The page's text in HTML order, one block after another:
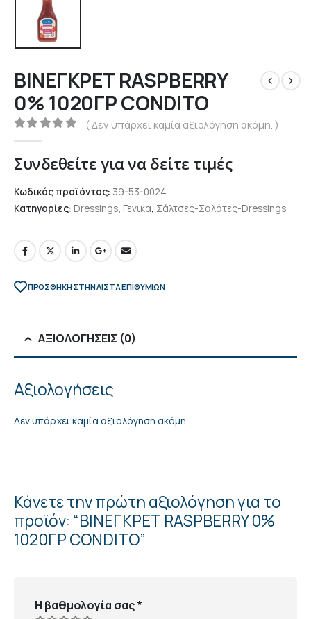
ΒΙΝΕΓΚΡΕΤ RASPBERRY
0% 1020ΓΡ CONDITO
0out of 5
( Δεν υπάρχει καμία αξιολόγηση ακόμη. )
Συνδεθείτε για να δείτε τιμές
Κωδικός προϊόντος: 39-53-0024
Κατηγορίες: Dressings, Γενικα, Σάλτσες-Σαλάτες-Dressings
ΠΡΌΣΘΉΚΗ ΣΤΗΝ ΛΊΣΤΑ ΕΠΙΘΥΜΙΏΝ
ΑΞΙΟΛΟΓΉΣΕΙΣ (0)
Αξιολογήσεις
Δεν υπάρχει καμία αξιολόγηση ακόμη.
Κάνετε την πρώτη αξιολόγηση για το
προϊόν: “ΒΙΝΕΓΚΡΕΤ RASPBERRY 0%
1020ΓΡ CONDITO”
Η βαθμολογία σας*